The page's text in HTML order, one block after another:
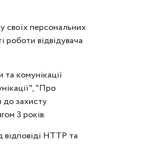
своїх персональних
роботи відвідувача
комунікації
"Про
до захисту
3 років.
HTTP та